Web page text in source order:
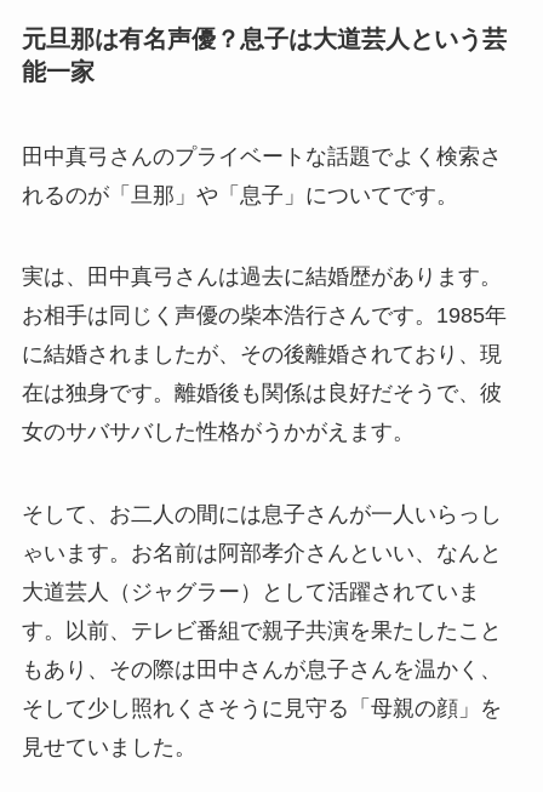
元旦那は有名声優？息子は大道芸人という芸
能一家
田中真弓さんのプライベートな話題でよく検索さ
れるのが「旦那」や「息子」についてです。
実は、田中真弓さんは過去に結婚歴があります。
お相手は同じく声優の柴本浩行さんです。1985年
に結婚されましたが、その後離婚されており、現
在は独身です。離婚後も関係は良好だそうで、彼
女のサバサバした性格がうかがえます。
そして、お二人の間には息子さんが一人いらっし
ゃいます。お名前は阿部孝介さんといい、なんと
大道芸人（ジャグラー）として活躍されていま
す。以前、テレビ番組で親子共演を果たしたこと
もあり、その際は田中さんが息子さんを温かく、
そして少し照れくさそうに見守る「母親の顔」を
見せていました。